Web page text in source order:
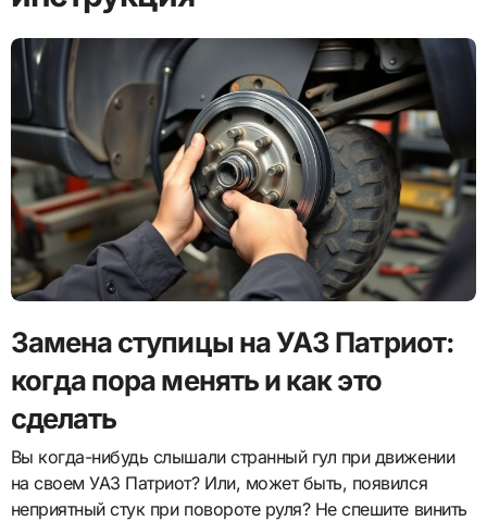
Замена ступицы на УАЗ Патриот:
когда пора менять и как это
сделать
Вы когда-нибудь слышали странный гул при движении
на своем УАЗ Патриот? Или, может быть, появился
неприятный стук при повороте руля? Не спешите винить